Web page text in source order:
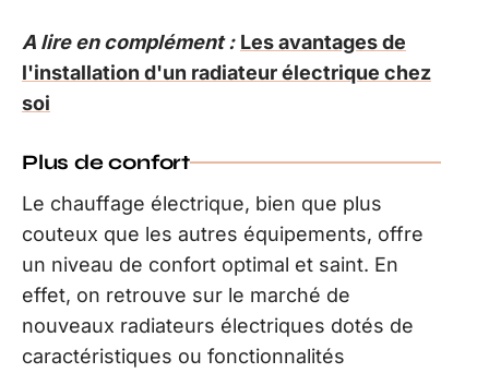
A lire en complément : Les avantages de
l'installation d'un radiateur électrique chez
soi
Plus de confort
Le chauffage électrique, bien que plus
couteux que les autres équipements, offre
un niveau de confort optimal et saint. En
effet, on retrouve sur le marché de
nouveaux radiateurs électriques dotés de
caractéristiques ou fonctionnalités